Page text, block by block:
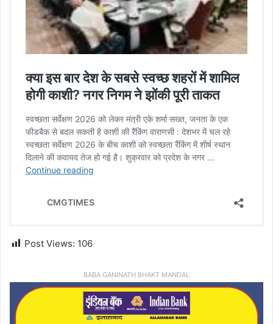
Post Views: 106
BABA GANINATH BHAKT MANDAL